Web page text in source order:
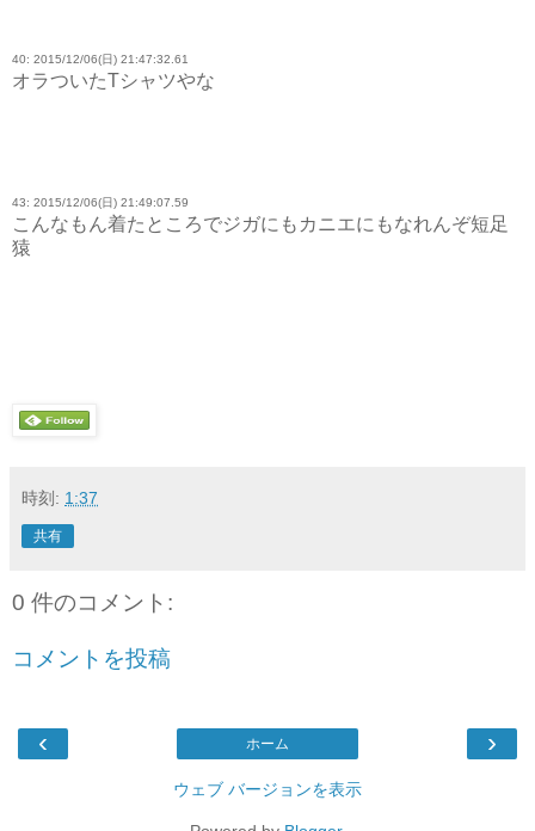
40: 2015/12/06(日) 21:47:32.61
オラついたTシャツやな
43: 2015/12/06(日) 21:49:07.59
こんなもん着たところでジガにもカニエにもなれんぞ短足
猿
時刻: 1:37
共有
0 件のコメント:
コメントを投稿
‹ ›
ホーム
ウェブ バージョンを表示